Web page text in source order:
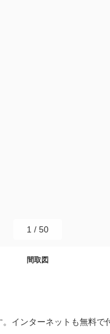
間取図
1 / 50
インターネットも無料